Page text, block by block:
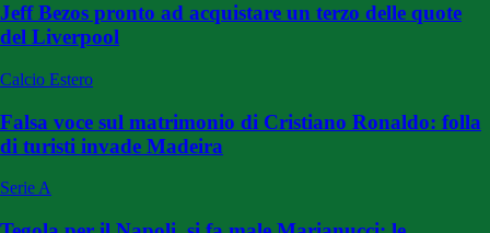
Jeff Bezos pronto ad acquistare un terzo delle quote
del Liverpool
Calcio Estero
Falsa voce sul matrimonio di Cristiano Ronaldo: folla
di turisti invade Madeira
Serie A